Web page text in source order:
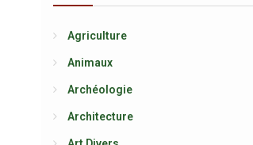
Agriculture
Animaux
Archéologie
Architecture